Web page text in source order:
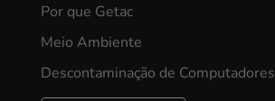
Por que Getac
Meio Ambiente
Descontaminação de Computadores